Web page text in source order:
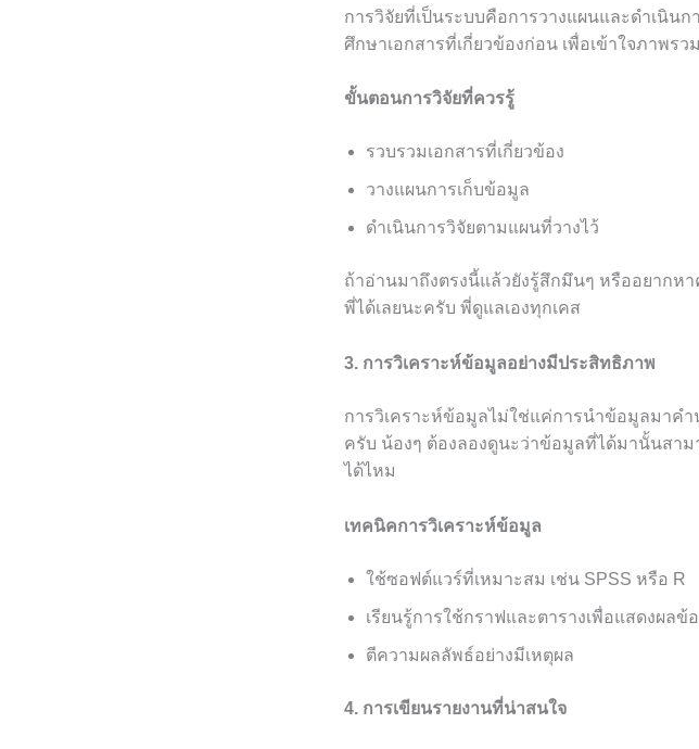
การวิจัยที่เป็นระบบคือการวางแผนและดำเนิน
ศึกษาเอกสารที่เกี่ยวข้องก่อน เพื่อเข้าใจภาพรว
ขั้นตอนการวิจัยที่ควรรู้
รวบรวมเอกสารที่เกี่ยวข้อง
วางแผนการเก็บข้อมูล
ดำเนินการวิจัยตามแผนที่วางไว้
ถ้าอ่านมาถึงตรงนี้แล้วยังรู้สึกมึนๆ หรืออยากห
พี่ได้เลยนะครับ พี่ดูแลเองทุกเคส
3. การวิเคราะห์ข้อมูลอย่างมีประสิทธิภาพ
การวิเคราะห์ข้อมูลไม่ใช่แค่การนำข้อมูลมาค
ครับ น้องๆ ต้องลองดูนะว่าข้อมูลที่ได้มานั้นสา
ได้ไหม
เทคนิคการวิเคราะห์ข้อมูล
ใช้ซอฟต์แวร์ที่เหมาะสม เช่น SPSS หรือ R
เรียนรู้การใช้กราฟและตารางเพื่อแสดงผลข้
ตีความผลลัพธ์อย่างมีเหตุผล
4. การเขียนรายงานที่น่าสนใจ